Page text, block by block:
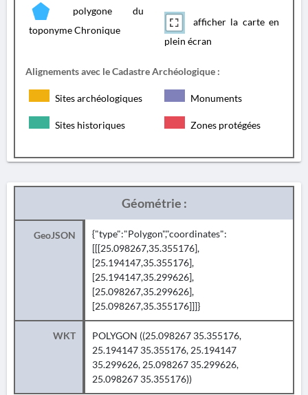
polygone du
toponyme Chronique
afficher la carte en
plein écran
Alignements avec le Cadastre Archéologique :
Sites archéologiques Monuments
Sites historiques Zones protégées
Géométrie :
GeoJSON
{"type":"Polygon","coordinates":
[[[25.098267,35.355176],
[25.194147,35.355176],
[25.194147,35.299626],
[25.098267,35.299626],
[25.098267,35.355176]]]}
WKT
POLYGON ((25.098267 35.355176,
25.194147 35.355176, 25.194147
35.299626, 25.098267 35.299626,
25.098267 35.355176))